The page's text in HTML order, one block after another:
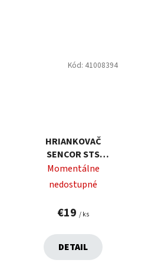
HRIANKOVAČ
SENCOR STS
2607BK
Momentálne
nedostupné
€19 / ks
DETAIL
Kód: 41008394